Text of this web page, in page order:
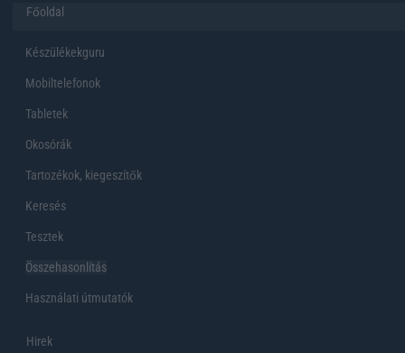
Főoldal
Készülékekguru
Mobiltelefonok
Tabletek
Okosórák
Tartozékok, kiegeszítők
Keresés
Tesztek
Összehasonlítás
Használati útmutatók
Hirek